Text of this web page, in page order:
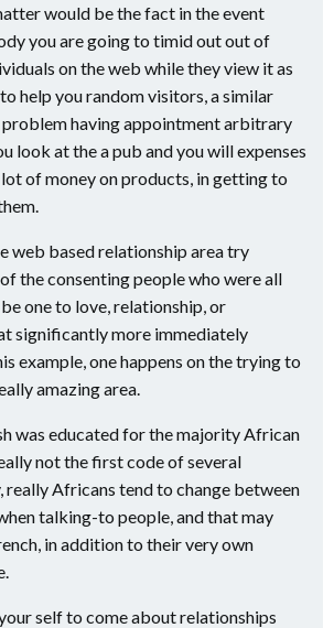
would be the fact in the event
you are going to timid out out of
on the web while they view it as
help you random visitors, a similar
problem having appointment arbitrary
look at the a pub and you will expenses
lot of money on products, in getting to
web based relationship area try
the consenting people who were all
one to love, relationship, or
significantly more immediately
example, one happens on the trying to
amazing area.
was educated for the majority African
not the first code of several
really Africans tend to change between
talking-to people, and that may
in addition to their very own
self to come about relationships